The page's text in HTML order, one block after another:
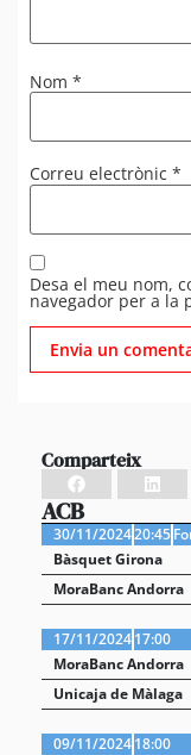
Nom *
Correu electrònic *
Desa el meu nom,
navegador per a la
Comparteix
ACB
30/11/202420:45
Bàsquet Girona
MoraBanc Andorra
17/11/202417:00
MoraBanc Andorra
Unicaja de Màlaga
09/11/202418:00